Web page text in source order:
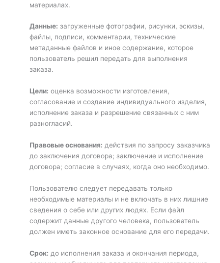
материалах.
Данные: загруженные фотографии, рисунки, эскизы,
файлы, подписи, комментарии, технические
метаданные файлов и иное содержание, которое
пользователь решил передать для выполнения
заказа.
Цели: оценка возможности изготовления,
согласование и создание индивидуального изделия,
исполнение заказа и разрешение связанных с ним
разногласий.
Правовые основания: действия по запросу заказчика
до заключения договора; заключение и исполнение
договора; согласие в случаях, когда оно необходимо.
Пользователю следует передавать только
необходимые материалы и не включать в них лишние
сведения о себе или других людях. Если файл
содержит данные другого человека, пользователь
должен иметь законное основание для его передачи.
Срок: до исполнения заказа и окончания периода,